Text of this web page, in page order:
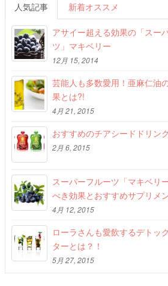
人気記事 新着オススメ
アサイー超える効果の「スー
ツ」マキベリー
12月 15, 2014
芸能人も多数愛用！亜麻仁油
果とは?!
4月 21, 2015
おすすめのチアシードドリン
2月 6, 2015
スーパーフルーツ「マキベリ
べき効果とおすすめサプリメ
4月 12, 2015
ローラさんも愛飲するデトッ
ターとは？！
5月 27, 2015